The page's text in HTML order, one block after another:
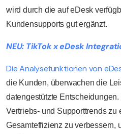
wird durch die auf eDesk
Kundensupports gut ergänzt.
NEU: TikTok x eDesk
Die Analysefunktionen von
die Kunden, überwachen die
datengestützte
Vertriebs- und Supporttrends zu
Gesamteffizienz zu verbessern,